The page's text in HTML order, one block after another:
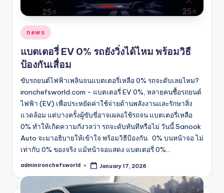
Posted
in
news
แบตเตอรี่ EV 0% รถยังวิ่งได้ไหม พร้อมวิธี
ป้องกันเสื่อม
ขับรถยนต์ไฟฟ้าเพลินจนแบตเตอรี่เหลือ 0% รถจะดับเลยไหม?
ironchefsworld.com - แบตเตอรี่ EV 0%, หลายคนซื้อรถยนต์
ไฟฟ้า (EV) เพื่อประหยัดค่าใช้จ่ายด้านพลังงานและรักษาสิ่ง
แวดล้อม แต่บางครั้งผู้ขับขี่อาจเผลอใช้รถจน แบตเตอรี่เหลือ
0% ทำให้เกิดความกังวลว่า รถจะดับทันทีหรือไม่ วันนี้ Sanook
Auto จะมาอธิบายให้เข้าใจ พร้อมวิธีป้องกัน 0% บนหน้าจอ ไม่
เท่ากับ 0% ของจริง แม้หน้าจอแสดง แบตเตอรี่ 0%…
Posted
adminironchefsworld January 17, 2026